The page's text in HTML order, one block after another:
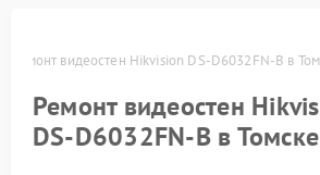
Ремонт видеостен Hikvision DS‑D6032FN‑B в
Ремонт видеостен
DS‑D6032FN‑B в Томске